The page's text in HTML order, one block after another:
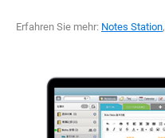
Erfahren Sie mehr: Notes Station,